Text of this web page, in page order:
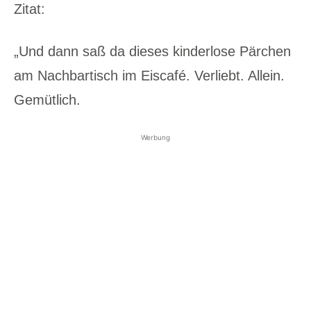
Zitat:
„Und dann saß da dieses kinderlose Pärchen
am Nachbartisch im Eiscafé. Verliebt. Allein.
Gemütlich.
Werbung